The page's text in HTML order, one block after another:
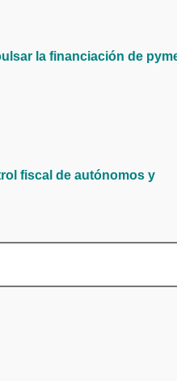
la financiación de
fiscal de autónomos y